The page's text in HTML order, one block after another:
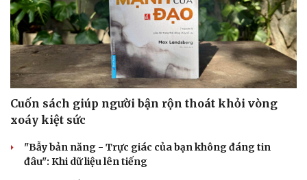
Cuốn sách giúp người bận rộn thoát khỏi vòng
xoáy kiệt sức
"Bẫy bản năng - Trực giác của bạn không đáng tin
đâu": Khi dữ liệu lên tiếng